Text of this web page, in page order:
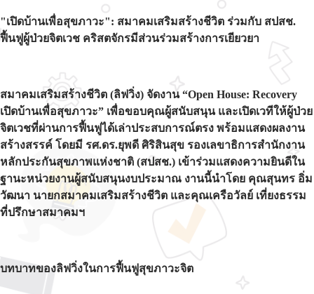
"เปิดบ้านเพื่อสุขภาวะ": สมาคมเสริมสร้างชีวิต ร่วมกับ สปสช.
ฟื้นฟูผู้ป่วยจิตเวช คริสตจักรมีส่วนร่วมสร้างการเยียวยา
สมาคมเสริมสร้างชีวิต (ลิฟวิ่ง) จัดงาน “Open House: Recovery
เปิดบ้านเพื่อสุขภาวะ” เพื่อขอบคุณผู้สนับสนุน และเปิดเวทีให้ผู้ป่วย
จิตเวชที่ผ่านการฟื้นฟูได้เล่าประสบการณ์ตรง พร้อมแสดงผลงาน
สร้างสรรค์ โดยมี รศ.ดร.ยุพดี ศิริสินสุข รองเลขาธิการสำนักงาน
หลักประกันสุขภาพแห่งชาติ (สปสช.) เข้าร่วมแสดงความยินดีใน
ฐานะหน่วยงานผู้สนับสนุนงบประมาณ งานนี้นำโดย คุณสุนทร อิ่ม
วัฒนา นายกสมาคมเสริมสร้างชีวิต และคุณเครือวัลย์ เที่ยงธรรม
ที่ปรึกษาสมาคมฯ
บทบาทของลิฟวิ่งในการฟื้นฟูสุขภาวะจิต